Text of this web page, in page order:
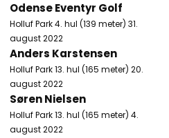
Odense Eventyr Golf
Holluf Park 4. hul (139 meter) 31.
august 2022
Anders Karstensen
Holluf Park 13. hul (165 meter) 20.
august 2022
Søren Nielsen
Holluf Park 13. hul (165 meter) 4.
august 2022